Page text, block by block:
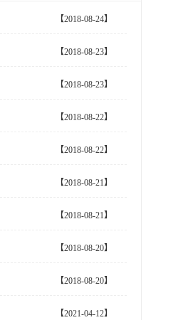
【2018-08-24】
【2018-08-23】
【2018-08-23】
【2018-08-22】
【2018-08-22】
【2018-08-21】
【2018-08-21】
【2018-08-20】
【2018-08-20】
【2021-04-12】